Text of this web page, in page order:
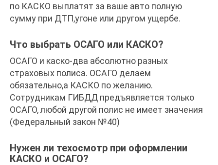
по КАСКО выплатят за ваше авто полную
сумму при ДТП,угоне или другом ущербе.
Что выбрать ОСАГО или КАСКО?
ОСАГО и каско-два абсолютно разных
страховых полиса. ОСАГО делаем
обязательно,а КАСКО по желанию.
Сотрудникам ГИБДД предъявляется только
ОСАГО, любой другой полис не имеет значения
(Федеральный закон №40)
Нужен ли техосмотр при оформлении
КАСКО и ОСАГО?